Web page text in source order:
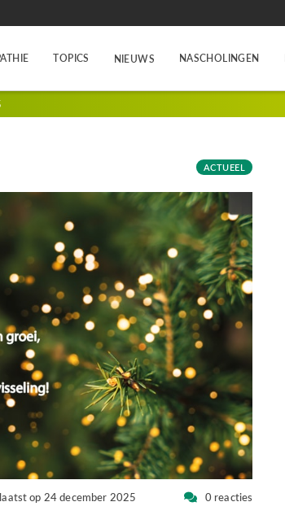
TOPICS NIEUWS NASCHOLINGEN
ACTUEEL
op 24 december 2025 0 reacties